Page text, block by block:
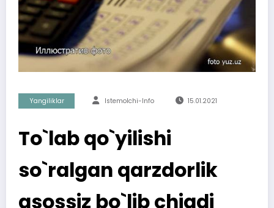
Yangiliklar Istemolchi-Info 15.01.2021
To`lab qo`yilishi
so`ralgan qarzdorlik
asossiz bo`lib chiqdi